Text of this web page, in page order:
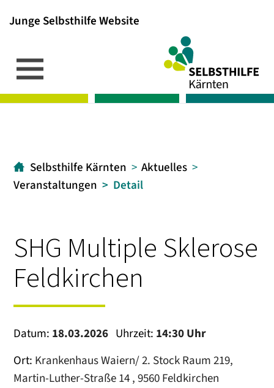
Junge Selbsthilfe Website
[1]
[2]
[3]
Selbsthilfe Kärnten
Aktuelles
Veranstaltungen
Detail
SHG Multiple Sklerose
Feldkirchen
Datum: 18.03.2026 Uhrzeit: 14:30 Uhr
Ort: Krankenhaus Waiern/ 2. Stock Raum 219,
Martin-Luther-Straße 14 , 9560 Feldkirchen